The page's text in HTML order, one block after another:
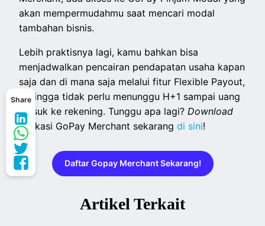
Share
akan mempermudahmu saat mencari modal
tambahan bisnis.
Lebih praktisnya lagi, kamu bahkan bisa
menjadwalkan pencairan pendapatan usaha kapan
saja dan di mana saja melalui fitur Flexible Payout,
sehingga tidak perlu menunggu H+1 sampai uang
masuk ke rekening. Tunggu apa lagi?Download
aplikasi GoPay Merchant sekarangdi sini!
Daftar Gopay Merchant Sekarang!
Artikel Terkait